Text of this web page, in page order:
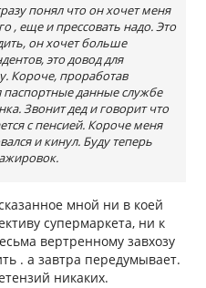
понял что он хочет меня
, еще и прессовать надо. Это
он хочет больше
это довод для
Короче, проработав
паспортные данные службе
Звонит дед и говорит что
с пенсией. Короче меня
и кинул. Буду теперь
мной ни в коей
супермаркета, ни к
вертренному завхозу
. а завтра передумывает.
никаких.